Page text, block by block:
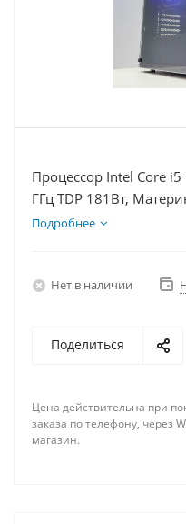
Процессор Intel Core
ГГц TDP 181Вт,
E D5, Видеокарта RTX
Подробнее
Нет в наличии
Поделиться
Цена действительна при
заказа по телефону, через
магазин.